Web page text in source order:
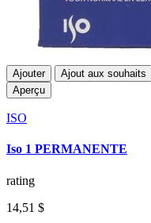
Ajouter Ajout aux souhaits
Aperçu
ISO
Iso 1 PERMANENTE
rating
14,51 $